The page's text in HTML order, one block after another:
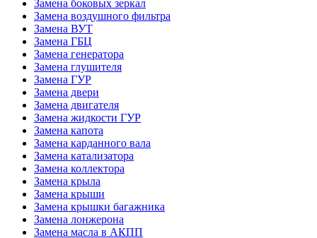
Замена боковых зеркал
Замена воздушного фильтра
Замена ВУТ
Замена ГБЦ
Замена генератора
Замена глушителя
Замена ГУР
Замена двери
Замена двигателя
Замена жидкости ГУР
Замена капота
Замена карданного вала
Замена катализатора
Замена коллектора
Замена крыла
Замена крыши
Замена крышки багажника
Замена лонжерона
Замена масла в АКПП